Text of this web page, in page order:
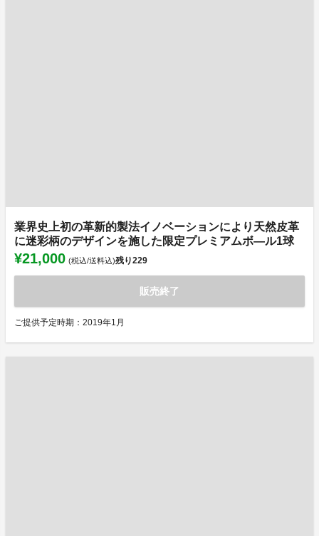
業界史上初の革新的製法イノベーションにより天然皮革
に迷彩柄のデザインを施した限定プレミアムボ―ル1球
¥21,000 (税込/送料込)残り229
販売終了
ご提供予定時期：2019年1月